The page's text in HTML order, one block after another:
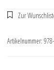
Artikelnummer: